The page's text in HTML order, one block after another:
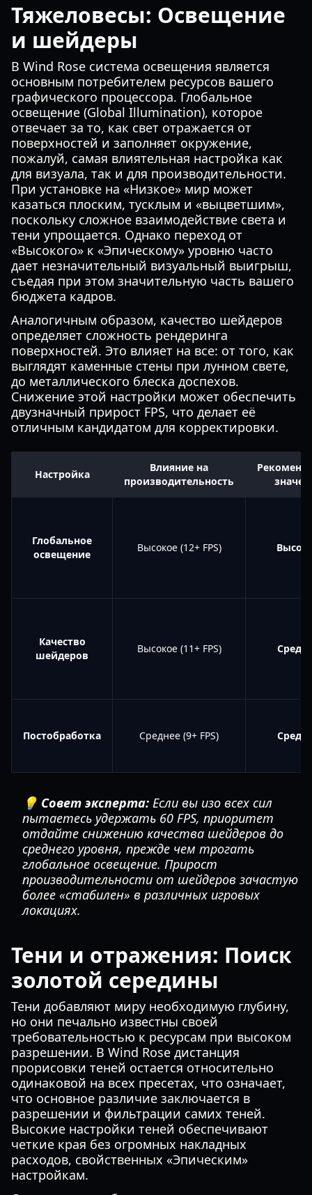
Тяжеловесы: Освещение
и шейдеры
В Wind Rose система освещения является
основным потребителем ресурсов вашего
графического процессора. Глобальное
освещение (Global Illumination), которое
отвечает за то, как свет отражается от
поверхностей и заполняет окружение,
пожалуй, самая влиятельная настройка как
для визуала, так и для производительности.
При установке на «Низкое» мир может
казаться плоским, тусклым и «выцветшим»,
поскольку сложное взаимодействие света и
тени упрощается. Однако переход от
«Высокого» к «Эпическому» уровню часто
дает незначительный визуальный выигрыш,
съедая при этом значительную часть вашего
бюджета кадров.
Аналогичным образом, качество шейдеров
определяет сложность рендеринга
поверхностей. Это влияет на все: от того, как
выглядят каменные стены при лунном свете,
до металлического блеска доспехов.
Снижение этой настройки может обеспечить
двузначный прирост FPS, что делает её
отличным кандидатом для корректировки.
Настройка
Влияние на
производительность
Глобальное
освещение
Высокое (12+ FPS)
Качество
шейдеров
Высокое (11+ FPS)
Постобработка Среднее (9+ FPS)
💡 Совет эксперта: Если вы изо всех сил
пытаетесь удержать 60 FPS, приоритет
отдайте снижению качества шейдеров до
среднего уровня, прежде чем трогать
глобальное освещение. Прирост
производительности от шейдеров зачастую
более «стабилен» в различных игровых
локациях.
Тени и отражения: Поиск
золотой середины
Тени добавляют миру необходимую глубину,
но они печально известны своей
требовательностью к ресурсам при высоком
разрешении. В Wind Rose дистанция
прорисовки теней остается относительно
одинаковой на всех пресетах, что означает,
что основное различие заключается в
разрешении и фильтрации самих теней.
Высокие настройки теней обеспечивают
четкие края без огромных накладных
расходов, свойственных «Эпическим»
настройкам.